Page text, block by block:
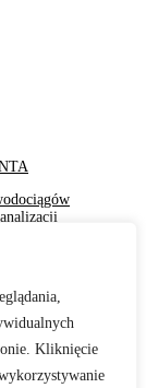
Kliknięcie
odpadów
zaopatrzenie